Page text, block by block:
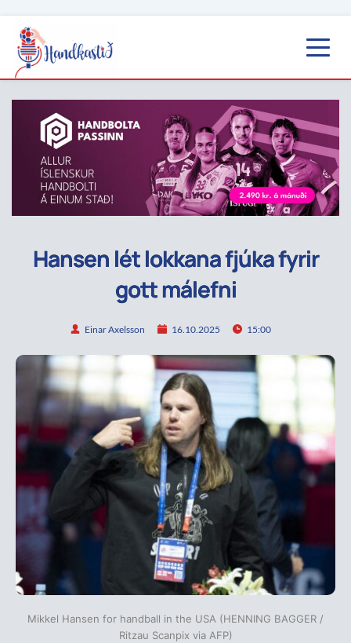
Hansen lét lokkana fjúka fyrir
gott málefni
Einar Axelsson 16.10.2025 15:00
Mikkel Hansen for handball in the USA (HENNING BAGGER /
Ritzau Scanpix via AFP)